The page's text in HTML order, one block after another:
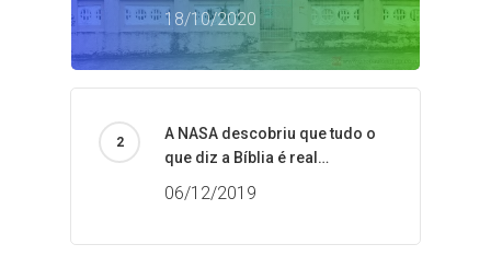
18/10/2020
A NASA descobriu que tudo o
que diz a Bíblia é real…
06/12/2019